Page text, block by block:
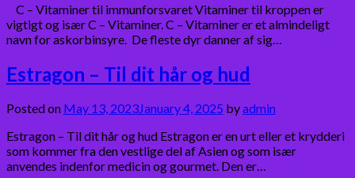
C – Vitaminer til immunforsvaret Vitaminer til kroppen er
vigtigt og især C – Vitaminer. C – Vitaminer er et almindeligt
navn for askorbinsyre. De fleste dyr danner af sig…
Estragon – Til dit hår og hud
Posted on May 13, 2023January 4, 2025 byadmin
Estragon – Til dit hår og hud Estragon er en urt eller et krydderi
som kommer fra den vestlige del af Asien og som især
anvendes indenfor medicin og gourmet. Den er…